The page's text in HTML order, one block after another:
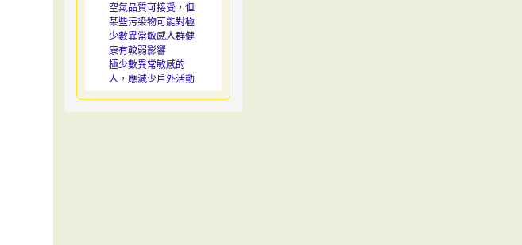
空氣品質可接受，但
某些污染物可能對極
少數異常敏感人群健
康有較弱影響
極少數異常敏感的
人，應減少戶外活動